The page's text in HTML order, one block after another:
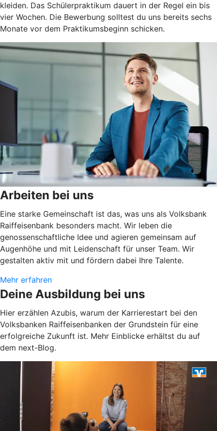
kleiden. Das Schülerpraktikum dauert in der Regel ein bis
vier Wochen. Die Bewerbung solltest du uns bereits sechs
Monate vor dem Praktikumsbeginn schicken.
Arbeiten bei uns
Eine starke Gemeinschaft ist das, was uns als Volksbank
Raiffeisenbank besonders macht. Wir leben die
genossenschaftliche Idee und agieren gemeinsam auf
Augenhöhe und mit Leidenschaft für unser Team. Wir
gestalten aktiv mit und fördern dabei Ihre Talente.
Mehr erfahren
Deine Ausbildung bei uns
Hier erzählen Azubis, warum der Karrierestart bei den
Volksbanken Raiffeisenbanken der Grundstein für eine
erfolgreiche Zukunft ist. Mehr Einblicke erhältst du auf
dem next-Blog.